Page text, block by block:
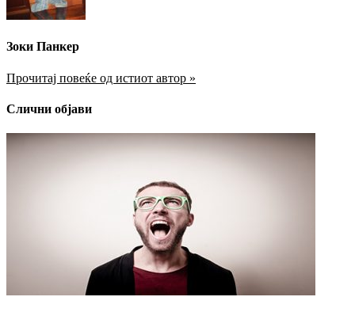
Зоки Панкер
Прочитај повеќе од истиот автор »
Слични објави